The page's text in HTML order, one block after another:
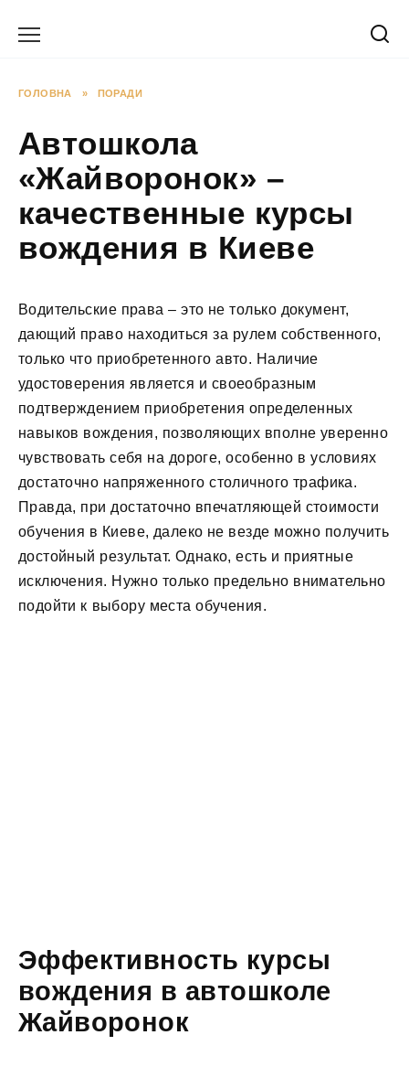
ГОЛОВНА » ПОРАДИ
Автошкола
«Жайворонок» –
качественные курсы
вождения в Киеве
Водительские права – это не только документ,
дающий право находиться за рулем собственного,
только что приобретенного авто. Наличие
удостоверения является и своеобразным
подтверждением приобретения определенных
навыков вождения, позволяющих вполне уверенно
чувствовать себя на дороге, особенно в условиях
достаточно напряженного столичного трафика.
Правда, при достаточно впечатляющей стоимости
обучения в Киеве, далеко не везде можно получить
достойный результат. Однако, есть и приятные
исключения. Нужно только предельно внимательно
подойти к выбору места обучения.
Эффективность курсы
вождения в автошколе
Жайворонок